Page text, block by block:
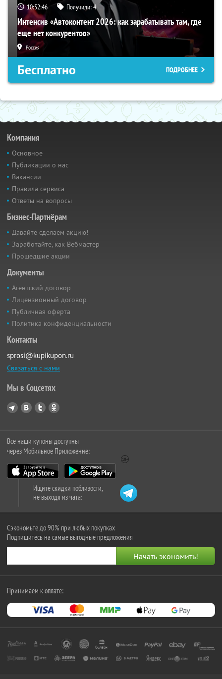
10:52:46 Получили:4
Интенсив «Автоконтент 2026: как зарабатывать там, где
еще нет конкурентов»
Россия
Бесплатно ПОДРОБНЕЕ
Компания
Основное
Публикации о нас
Вакансии
Правила сервиса
Ответы на вопросы
Бизнес-Партнёрам
Давайте сделаем акцию!
Заработайте, как Вебмастер
Прошедшие акции
Документы
Агентский договор
Лицензионный договор
Публичная оферта
Политика конфиденциальности
Контакты
sprosi@kupikupon.ru
Связаться с нами
Мы в Соцсетях
Все наши купоны доступны
через Мобильное Приложение:
Ищите скидки поблизости,
не выходя из чата:
Сэкономьте до 90% при любых покупках
Подпишитесь на самые выгодные предложения
Принимаем к оплате: